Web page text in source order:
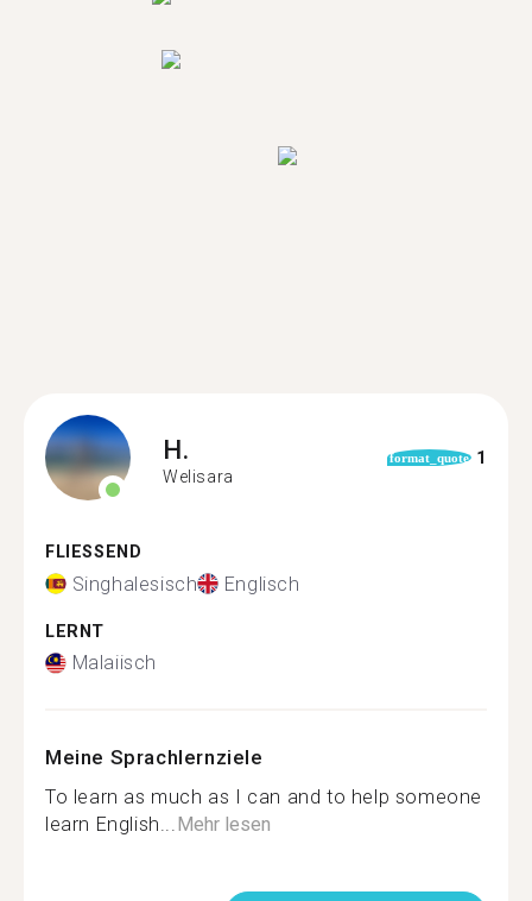
H.
Welisara
format_quote 1
FLIESSEND
Singhalesisch Englisch
LERNT
Malaiisch
Meine Sprachlernziele
To learn as much as I can and to help someone
learn English...Mehr lesen